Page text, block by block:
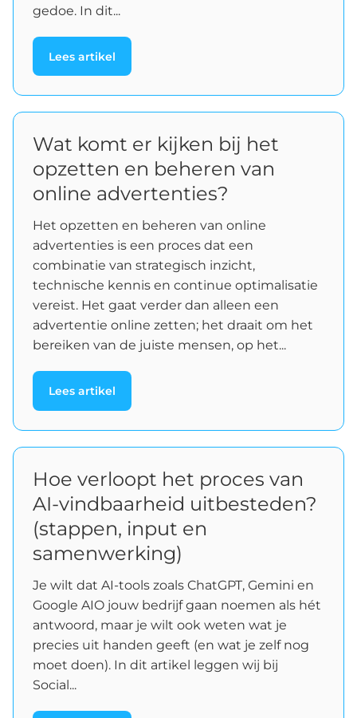
gedoe. In dit...
Lees artikel
Wat komt er kijken bij het
opzetten en beheren van
online advertenties?
Het opzetten en beheren van online
advertenties is een proces dat een
combinatie van strategisch inzicht,
technische kennis en continue optimalisatie
vereist. Het gaat verder dan alleen een
advertentie online zetten; het draait om het
bereiken van de juiste mensen, op het...
Lees artikel
Hoe verloopt het proces van
AI-vindbaarheid uitbesteden?
(stappen, input en
samenwerking)
Je wilt dat AI-tools zoals ChatGPT, Gemini en
Google AIO jouw bedrijf gaan noemen als hét
antwoord, maar je wilt ook weten wat je
precies uit handen geeft (en wat je zelf nog
moet doen). In dit artikel leggen wij bij
Social...